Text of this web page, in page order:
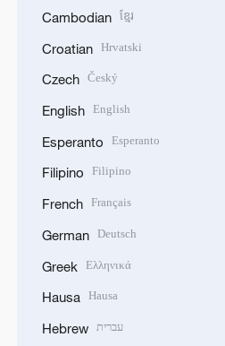
Cambodian ខ្មែរ
Croatian Hrvatski
Czech Český
English English
Esperanto Esperanto
Filipino Filipino
French Français
German Deutsch
Greek Ελληνικά
Hausa Hausa
Hebrew עברית